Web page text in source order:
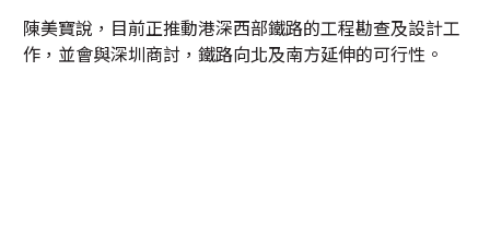
陳美寶說，目前正推動港深西部鐵路的工程勘查及設計工
作，並會與深圳商討，鐵路向北及南方延伸的可行性。